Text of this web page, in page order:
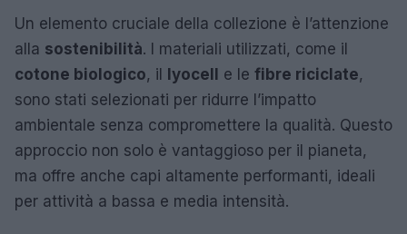
Un elemento cruciale della collezione è l’attenzione
alla sostenibilità. I materiali utilizzati, come il
cotone biologico, il lyocell e le fibre riciclate,
sono stati selezionati per ridurre l’impatto
ambientale senza compromettere la qualità. Questo
approccio non solo è vantaggioso per il pianeta,
ma offre anche capi altamente performanti, ideali
per attività a bassa e media intensità.